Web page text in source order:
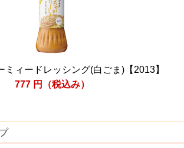
ミィードレッシング(白ごま)【2013】
777 円（税込み）